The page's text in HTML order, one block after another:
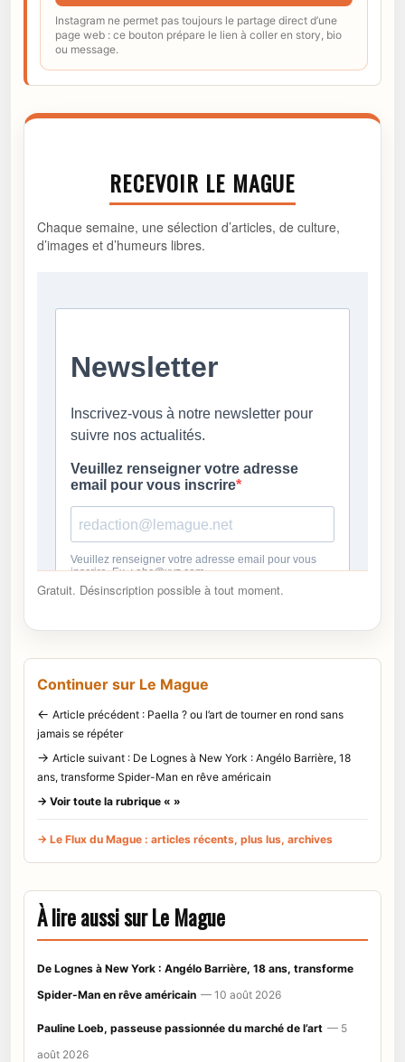
Instagram ne permet pas toujours le partage direct d’une
page web : ce bouton prépare le lien à coller en story, bio
ou message.
RECEVOIR LE MAGUE
Chaque semaine, une sélection d’articles, de culture,
d’images et d’humeurs libres.
Gratuit. Désinscription possible à tout moment.
Continuer sur Le Mague
← Article précédent : Paella ? ou l’art de tourner en rond sans
jamais se répéter
→ Article suivant : De Lognes à New York : Angélo Barrière, 18
ans, transforme Spider-Man en rêve américain
→ Voir toute la rubrique « »
→ Le Flux du Mague : articles récents, plus lus, archives
À lire aussi sur Le Mague
De Lognes à New York : Angélo Barrière, 18 ans, transforme
Spider-Man en rêve américain — 10 août 2026
Pauline Loeb, passeuse passionnée du marché de l’art — 5
août 2026